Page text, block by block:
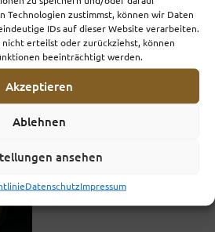
Technologien zustimmst, können wir Daten
IDs auf dieser Website verarbeiten.
erteilst oder zurückziehst, können
beeinträchtigt werden.
Akzeptieren
Ablehnen
ansehen
DatenschutzImpressum